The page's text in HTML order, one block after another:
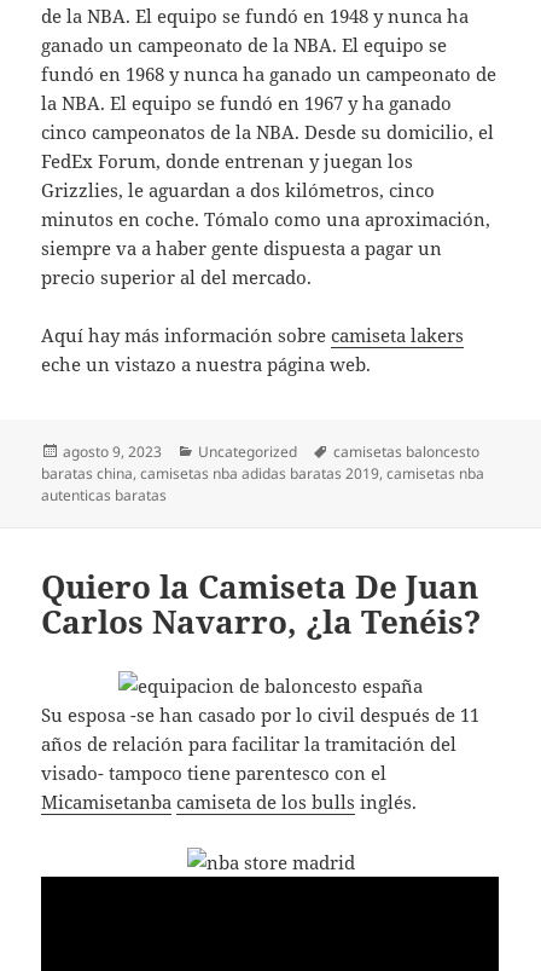
de la NBA. El equipo se fundó en 1948 y nunca ha
ganado un campeonato de la NBA. El equipo se
fundó en 1968 y nunca ha ganado un campeonato de
la NBA. El equipo se fundó en 1967 y ha ganado
cinco campeonatos de la NBA. Desde su domicilio, el
FedEx Forum, donde entrenan y juegan los
Grizzlies, le aguardan a dos kilómetros, cinco
minutos en coche. Tómalo como una aproximación,
siempre va a haber gente dispuesta a pagar un
precio superior al del mercado.
Aquí hay más información sobrecamiseta lakers
eche un vistazo a nuestra página web.
Publicado
el
agosto 9, 2023 Categorías
Uncategorized Etiquetas
camisetas baloncesto
baratas china,camisetas nba adidas baratas 2019,camisetas nba
autenticas baratas
Quiero la Camiseta De Juan
Carlos Navarro, ¿la Tenéis?
Su esposa -se han casado por lo civil después de 11
años de relación para facilitar la tramitación del
visado- tampoco tiene parentesco con el
Micamisetanba camiseta de los bulls inglés.